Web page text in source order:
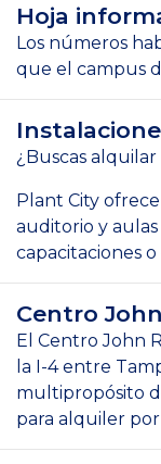
Hoja
Los números
que el campus
¿Buscas
Plant City
auditorio y
capacitaciones
Centro
El Centro John
la I-4 entre
multipropósito
para alquiler